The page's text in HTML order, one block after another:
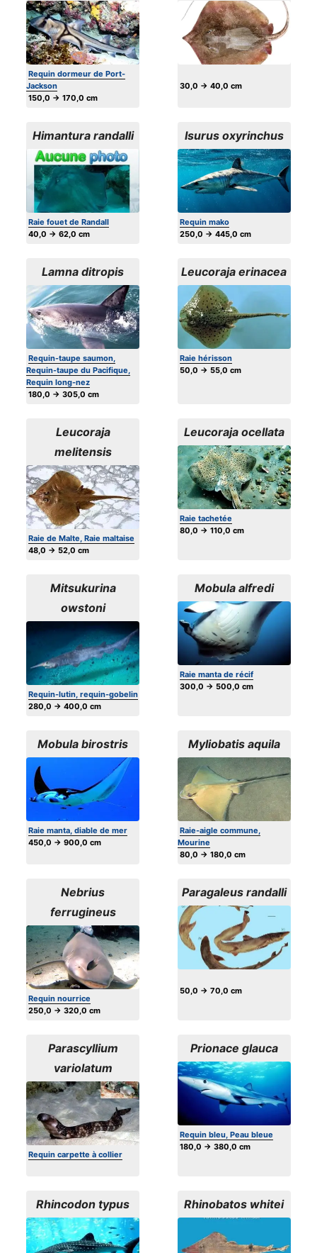
Requin dormeur de Port-
Jackson
150,0 → 170,0 cm
30,0 → 40,0 cm
Himantura randalli
Raie fouet de Randall
40,0 → 62,0 cm
Isurus oxyrinchus
Requin mako
250,0 → 445,0 cm
Lamna ditropis
Requin-taupe saumon,
Requin-taupe du Pacifique,
Requin long-nez
180,0 → 305,0 cm
Leucoraja erinacea
Raie hérisson
50,0 → 55,0 cm
Leucoraja
melitensis
Raie de Malte, Raie maltaise
48,0 → 52,0 cm
Leucoraja ocellata
Raie tachetée
80,0 → 110,0 cm
Mitsukurina
owstoni
Requin-lutin, requin-gobelin
280,0 → 400,0 cm
Mobula alfredi
Raie manta de récif
300,0 → 500,0 cm
Mobula birostris
Raie manta, diable de mer
450,0 → 900,0 cm
Myliobatis aquila
Raie-aigle commune,
Mourine
80,0 → 180,0 cm
Nebrius
ferrugineus
Requin nourrice
250,0 → 320,0 cm
Paragaleus randalli
50,0 → 70,0 cm
Parascyllium
variolatum
Requin carpette à collier
Prionace glauca
Requin bleu, Peau bleue
180,0 → 380,0 cm
Rhincodon typus Rhinobatos whitei